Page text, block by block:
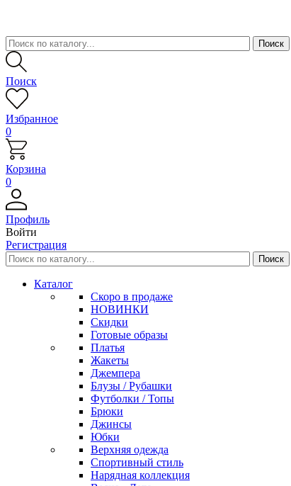
Поиск
Избранное
0
Корзина
0
Профиль
Войти
Регистрация
Каталог
Скоро в продаже
НОВИНКИ
Скидки
Готовые образы
Платья
Жакеты
Джемпера
Блузы / Рубашки
Футболки / Топы
Брюки
Джинсы
Юбки
Верхняя одежда
Спортивный стиль
Нарядная коллекция